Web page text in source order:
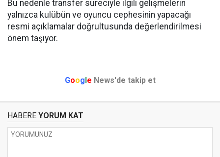
Bu nedenle transfer süreciyle ilgili gelişmelerin
yalnızca kulübün ve oyuncu cephesinin yapacağı
resmi açıklamalar doğrultusunda değerlendirilmesi
önem taşıyor.
Google News'de takip et
HABERE YORUM KAT